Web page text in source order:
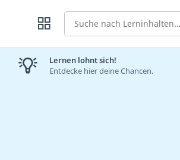
Suche
Lernen lohnt sich!
Entdecke hier deine Chancen.